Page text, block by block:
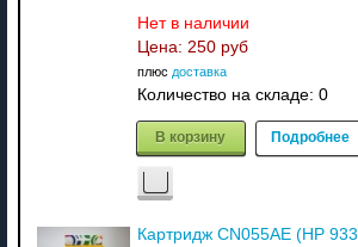
Нет в наличии
Цена: 250 руб
плюс доставка
Количество на складе: 0
В корзину Подробнее
Картридж CN055AE (HP 933